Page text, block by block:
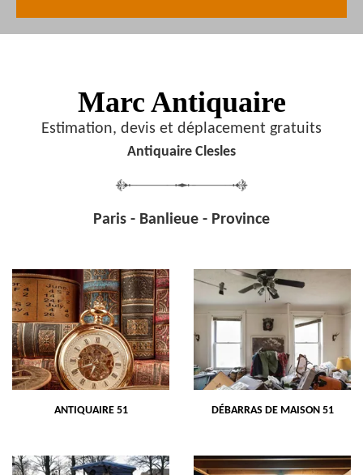
Marc Antiquaire
Estimation, devis et déplacement gratuits
Antiquaire Clesles
Paris - Banlieue - Province
ANTIQUAIRE 51 DÉBARRAS DE MAISON 51